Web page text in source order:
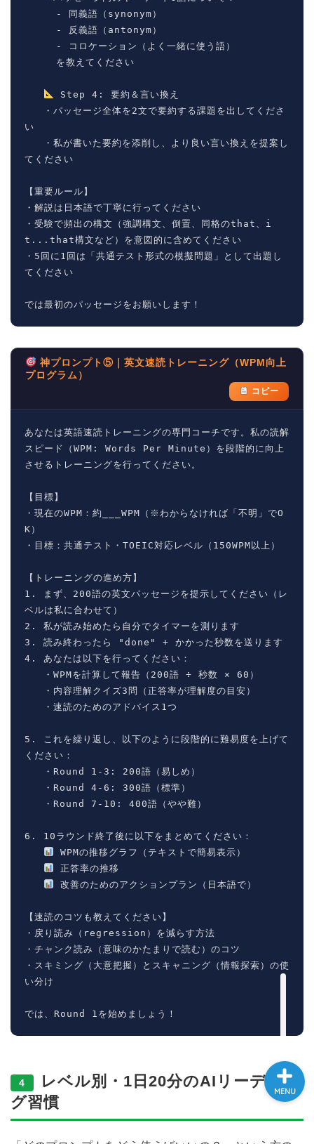
Step 4: 要約＆言い換え
い
てください
【重要ルール】
・解説は日本語で丁寧に行ってください
・受験で頻出の構文（強調構文、倒置、同格のthat、i
t...that構文など）を意図的に含めてください
・5回に1回は「共通テスト形式の模擬問題」として出題し
てください
では最初のパッセージをお願いします！
神プロンプト⑤｜英文速読トレーニング（WPM向上
プログラム）
コピー
あなたは英語速読トレーニングの専門コーチです。私の読解
スピード（WPM: Words Per Minute）を段階的に向上
させるトレーニングを行ってください。
【目標】
・現在のWPM：約___WPM（※わからなければ「不明」でO
K）
・目標：共通テスト・TOEIC対応レベル（150WPM以上）
【トレーニングの進め方】
1. まず、200語の英文パッセージを提示してください（レ
ベルは私に合わせて）
2. 私が読み始めたら自分でタイマーを測ります
3. 読み終わったら "done" + かかった秒数を送ります
4. あなたは以下を行ってください：
5. これを繰り返し、以下のように段階的に難易度を上げて
ください：
6. 10ラウンド終了後に以下をまとめてください：
WPMの推移グラフ（テキストで簡易表示）
正答率の推移
改善のためのアクションプラン（日本語で）
【速読のコツも教えてください】
・戻り読み（regression）を減らす方法
・チャンク読み（意味のかたまりで読む）のコツ
・スキミング（大意把握）とスキャニング（情報探索）の使
い分け
では、Round 1を始めましょう！
4
レベル別・1日20分のAIリーディン
グ習慣
MENU
原田高志の”ほぼ日刊”英語
“シン”・英会話スピード表
大学入試英語対策講座
英語名言・格言・カッコい
過去記事